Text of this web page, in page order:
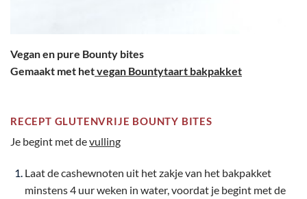
Vegan en pure Bounty bites
Gemaakt met hetvegan Bountytaart bakpakket
RECEPT GLUTENVRIJE BOUNTY BITES
Je begint met devulling
Laat de cashewnoten uit het zakje van het bakpakket
minstens 4 uur weken in water, voordat je begint met de